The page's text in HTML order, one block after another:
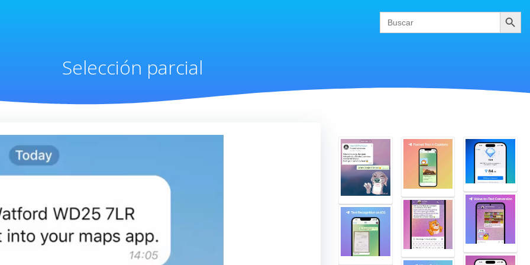
Search
for:
Buscar
Selección parcial